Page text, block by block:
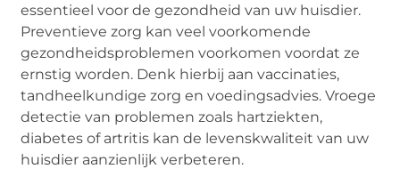
essentieel voor de gezondheid van uw huisdier.
Preventieve zorg kan veel voorkomende
gezondheidsproblemen voorkomen voordat ze
ernstig worden. Denk hierbij aan vaccinaties,
tandheelkundige zorg en voedingsadvies. Vroege
detectie van problemen zoals hartziekten,
diabetes of artritis kan de levenskwaliteit van uw
huisdier aanzienlijk verbeteren.